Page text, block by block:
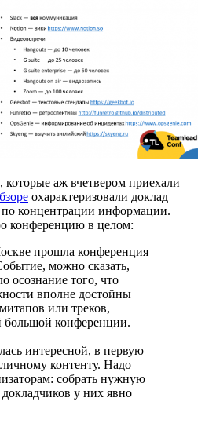
, которые аж вчетвером приехали
охарактеризовали доклад
концентрации информации.
конференцию в целом:
прошла конференция
можно сказать,
осознание того, что
вполне достойны
или треков,
большой конференции.
интересной, в первую
контенту. Надо
собрать нужную
у них явно